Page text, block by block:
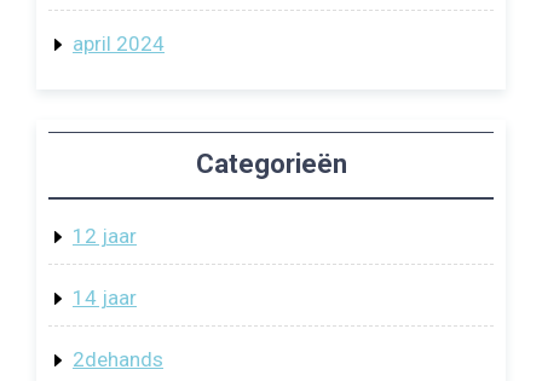
april 2024
Categorieën
12 jaar
14 jaar
2dehands